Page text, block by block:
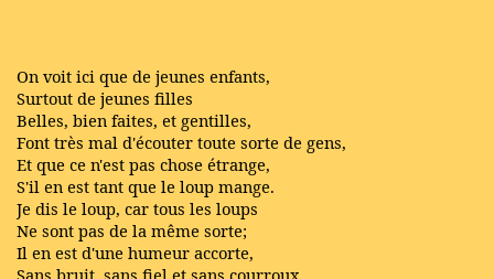
On voit ici que de jeunes enfants,
Surtout de jeunes filles
Belles, bien faites, et gentilles,
Font très mal d'écouter toute sorte de gens,
Et que ce n'est pas chose étrange,
S'il en est tant que le loup mange.
Je dis le loup, car tous les loups
Ne sont pas de la même sorte;
Il en est d'une humeur accorte,
Sans bruit, sans fiel et sans courroux,